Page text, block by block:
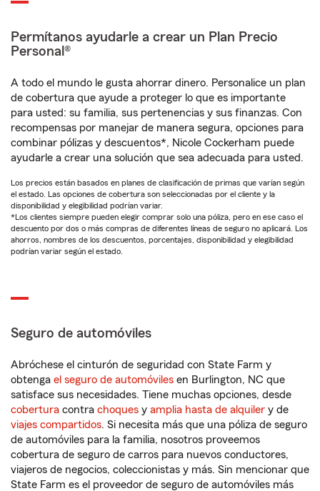
Permítanos ayudarle a crear un Plan Precio
Personal®
A todo el mundo le gusta ahorrar dinero. Personalice un plan
de cobertura que ayude a proteger lo que es importante
para usted: su familia, sus pertenencias y sus finanzas. Con
recompensas por manejar de manera segura, opciones para
combinar pólizas y descuentos*, Nicole Cockerham puede
ayudarle a crear una solución que sea adecuada para usted.
Los precios están basados en planes de clasificación de primas que varían según
el estado. Las opciones de cobertura son seleccionadas por el cliente y la
disponibilidad y elegibilidad podrían variar.
*Los clientes siempre pueden elegir comprar solo una póliza, pero en ese caso el
descuento por dos o más compras de diferentes líneas de seguro no aplicará. Los
ahorros, nombres de los descuentos, porcentajes, disponibilidad y elegibilidad
podrían variar según el estado.
Seguro de automóviles
Abróchese el cinturón de seguridad con State Farm y
obtenga el seguro de automóviles en Burlington, NC que
satisface sus necesidades. Tiene muchas opciones, desde
cobertura contra choques y amplia hasta de alquiler y de
viajes compartidos. Si necesita más que una póliza de seguro
de automóviles para la familia, nosotros proveemos
cobertura de seguro de carros para nuevos conductores,
viajeros de negocios, coleccionistas y más. Sin mencionar que
State Farm es el proveedor de seguro de automóviles más